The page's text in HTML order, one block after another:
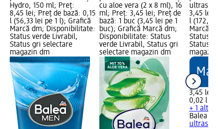
Hydro, 150 ml; Preț:
8,45 lei; Preț de bază: 0,15
l (56,33 lei pe 1 l); Grafică
Marcă dm; Disponibilitate:
Status verde Livrabil,
Status gri selectare
magazin dm
cu aloe vera (2 x 8 ml), 16
ml; Preț: 3,45 lei; Preț de
bază: 1 buc (3,45 lei pe 1
buc); Grafică Marcă dm;
Disponibilitate: Status
verde Livrabil, Status gri
selectare magazin dm
3,45 lei;
l
Marcă
Status
Status
3,45 lei
0,02 l
+ 1 altă
Balea